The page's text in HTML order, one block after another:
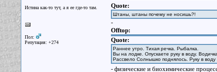
Истина как-то тут, а я ее где-то там.
Пол:
Репутация: +274
Quote:
Штаны, штаны почему не носишь?!
-
Offtop:
Quote:
Раннее утро. Тихая речка. Рыбалка.
Вы на лодке. Опускаете руку в воду.
Рассвело Солнышко поднялось. Руку в
- физические и биохимические